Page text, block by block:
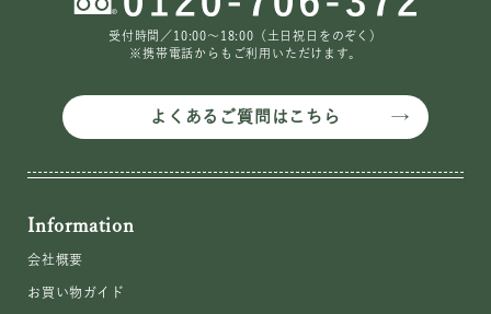
受付時間／10:00〜18:00（土日祝日をのぞく）
※携帯電話からもご利用いただけます。
よくあるご質問はこちら
Information
会社概要
お買い物ガイド